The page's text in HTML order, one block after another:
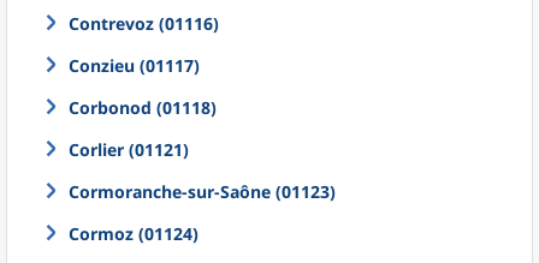
Contrevoz (01116)
Conzieu (01117)
Corbonod (01118)
Corlier (01121)
Cormoranche-sur-Saône (01123)
Cormoz (01124)